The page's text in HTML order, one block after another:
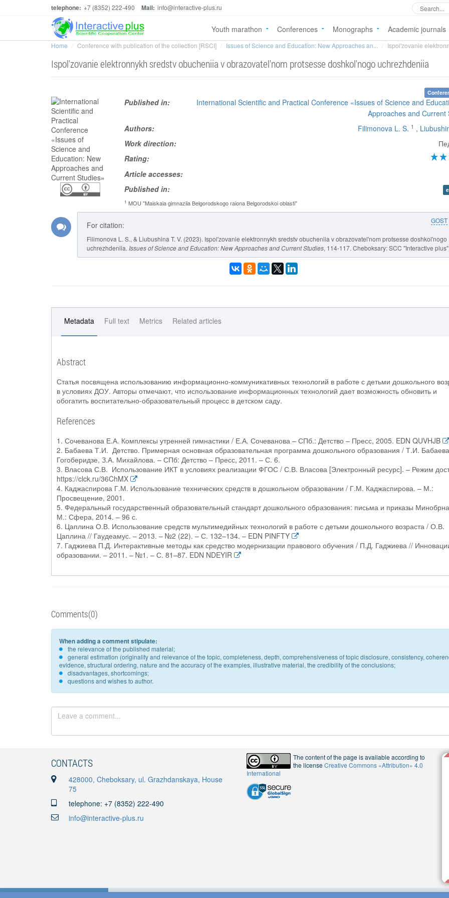
telephone: +7 (8352) 222-490 Mail: info@interactive-plus.ru
Youth marathon Conferences Monographs Academic journals
Home Conference with publication of the collection [RSCI] Issues of Science and Education: New Approaches an... Ispol'zovanie
Ispol'zovanie elektronnykh sredstv obucheniia v obrazovatel'nom protsesse doshkol'nogo uchrezhdeniia
Published in:
International Scientific and Practical Conference «Issues of Science and
Approaches and Current
Authors:
Filimonova L. S. 1 ,
Work direction:
Rating:
Article accesses:
Published in:
1 MOU "Maiskaia gimnaziia Belgorodskogo raiona Belgorodskoi oblasti"
GOST
For citation:
Filimonova L. S., & Liubushina T. V. (2023). Ispol'zovanie elektronnykh sredstv obucheniia v obrazovatel'nom protsesse doshkol'nogo
uchrezhdeniia. Issues of Science and Education: New Approaches and Current Studies, 114-117. Cheboksary: SCC "Interactive
Metadata Full text Metrics Related articles
Abstract
Статья посвящена использованию информационно-коммуникативных технологий в работе с детьми дошкольного
в условиях ДОУ. Авторы отмечают, что использование информационных технологий дает возможность обновить и
обогатить воспитательно-образовательный процесс в детском саду.
References
1. Сочеванова Е.А. Комплексы утренней гимнастики / Е.А. Сочеванова – СПб.: Детство – Пресс, 2005. EDN QUVHJB
2. Бабаева Т.И. Детство. Примерная основная образовательная программа дошкольного образования / Т.И.
Гогоберидзе, З.А. Михайлова. – СПб: Детство – Пресс, 2011. – С. 6.
3. Власова С.В. Использование ИКТ в условиях реализации ФГОС / С.В. Власова [Электронный ресурс]. – Режим
https://clck.ru/36ChMX
4. Каджаспирова Г.М. Использование технических средств в дошкольном образовании / Г.М. Каджаспирова. – М.:
Просвещение, 2001.
5. Федеральный государственный образовательный стандарт дошкольного образования: письма и приказы
М.: Сфера, 2014. – 96 с.
6. Цаплина О.В. Использование средств мультимедийных технологий в работе с детьми дошкольного возраста / О.В.
Цаплина // Гаудеамус. – 2013. – №2 (22). – С. 132–134. – EDN PINFTY
7. Гаджиева П.Д. Интерактивные методы как средство модернизации правового обучения / П.Д. Гаджиева //
образовании. – 2011. – №1. – С. 81–87. EDN NDEYIR
Comments(0)
When adding a comment stipulate:
the relevance of the published material;
general estimation (originality and relevance of the topic, completeness, depth, comprehensiveness of topic disclosure, consistency,
evidence, structural ordering, nature and the accuracy of the examples, illustrative material, the credibility of the conclusions;
disadvantages, shortcomings;
questions and wishes to author.
CONTACTS
428000, Cheboksary, ul. Grazhdanskaya, House
75
telephone: +7 (8352) 222-490
info@interactive-plus.ru
The content of the page is available according to
the licenseCreative Commons «Attribution» 4.0
International